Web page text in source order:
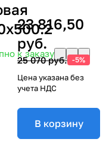
к заказу
23 816,50
руб.
25 070 руб. -5%
Цена указана без
учета НДС
В корзину